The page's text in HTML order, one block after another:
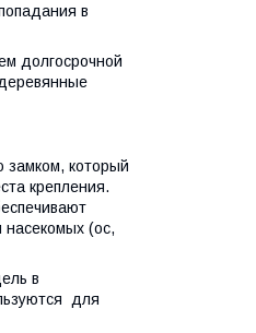
в
долгосрочной
замком, который
крепления.
(ос,
в
для